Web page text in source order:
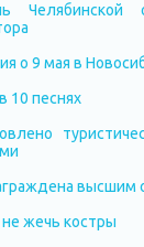
Челябинской
о 9 мая в
10 песнях
высшим
жечь костры